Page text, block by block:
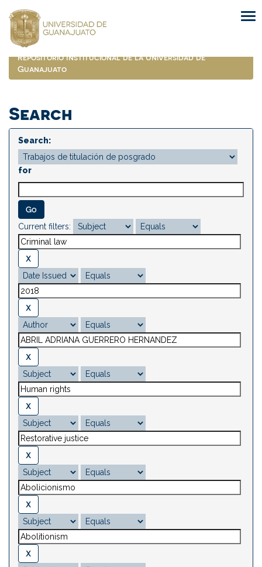
navigation
Repositorio Institucional de la Universidad de
Guanajuato
Search
Search:
for
Current filters: